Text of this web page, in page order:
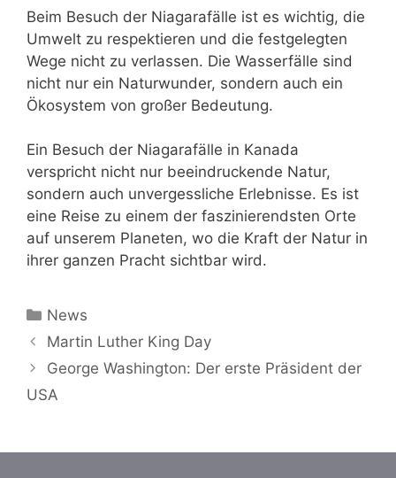
Beim Besuch der Niagarafälle ist es wichtig, die
Umwelt zu respektieren und die festgelegten
Wege nicht zu verlassen. Die Wasserfälle sind
nicht nur ein Naturwunder, sondern auch ein
Ökosystem von großer Bedeutung.
Ein Besuch der Niagarafälle in Kanada
verspricht nicht nur beeindruckende Natur,
sondern auch unvergessliche Erlebnisse. Es ist
eine Reise zu einem der faszinierendsten Orte
auf unserem Planeten, wo die Kraft der Natur in
ihrer ganzen Pracht sichtbar wird.
Kategorien
News
Martin Luther King Day
George Washington: Der erste Präsident der
USA